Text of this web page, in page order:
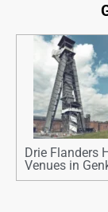
Drie Flanders
Venues in